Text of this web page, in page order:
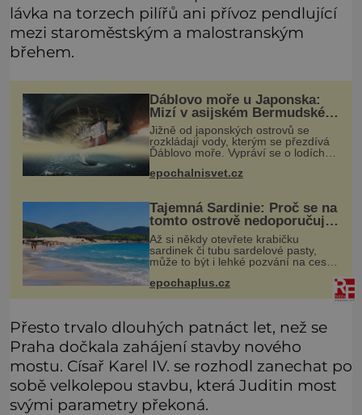
lávka na torzech pilířů ani přívoz pendlující
mezi staroměstským a malostranským
břehem.
Ďáblovo moře u Japonska:
Mizí v asijském Bermudském
trojúhelníku lodě ve spárech
neznámé síly?
Jižně od japonských ostrovů se
rozkládají vody, kterým se přezdívá
Ďáblovo moře. Vypráví se o lodích
mizejících beze stopy, podivných
světlech, zrádných proudech i
epochalnisvet.cz
Tajemná Sardinie: Proč se na
tomto ostrově nedoporučuje
pytlovat „mořské
brambory“?
Až si někdy otevřete krabičku
sardinek či tubu sardelové pasty,
může to být i lehké pozvání na cestu
do srdce Středozemního moře, na
ostrov hrdých Sardů. Věděli jste, že
to byl právě italský ostrov Sa
epochaplus.cz
Přesto trvalo dlouhých patnáct let, než se
Praha dočkala zahájení stavby nového
mostu. Císař Karel IV. se rozhodl zanechat po
sobě velkolepou stavbu, která Juditin most
svými parametry překoná.